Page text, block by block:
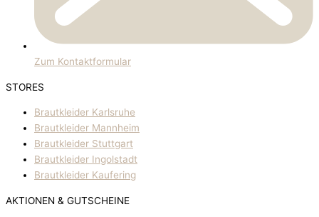
Zum Kontaktformular
STORES
Brautkleider Karlsruhe
Brautkleider Mannheim
Brautkleider Stuttgart
Brautkleider Ingolstadt
Brautkleider Kaufering
AKTIONEN & GUTSCHEINE